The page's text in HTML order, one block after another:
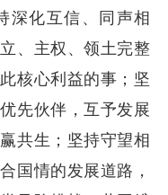
深化互信、同声相
、主权、领土完整
核心利益的事；坚
先伙伴，互予发展
共生；坚持守望相
国情的发展道路，